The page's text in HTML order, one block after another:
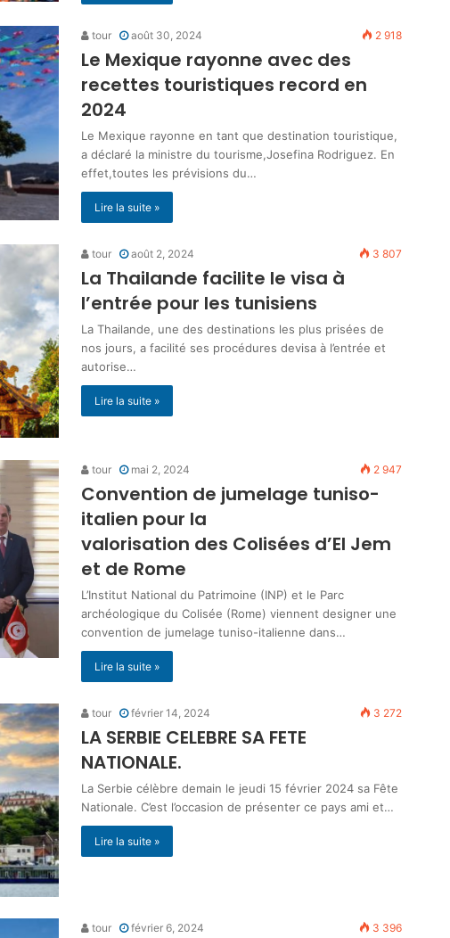
tour août 30, 2024 2 918
Le Mexique rayonne avec des
recettes touristiques record en
2024
Le Mexique rayonne en tant que destination touristique,
a déclaré la ministre du tourisme,Josefina Rodriguez. En
effet,toutes les prévisions du…
Lire la suite »
tour août 2, 2024 3 807
La Thailande facilite le visa à
l’entrée pour les tunisiens
La Thailande, une des destinations les plus prisées de
nos jours, a facilité ses procédures devisa à l’entrée et
autorise…
Lire la suite »
tour mai 2, 2024 2 947
Convention de jumelage tuniso-
italien pour la
valorisation des Colisées d’El Jem
et de Rome
L’Institut National du Patrimoine (INP) et le Parc
archéologique du Colisée (Rome) viennent designer une
convention de jumelage tuniso-italienne dans…
Lire la suite »
tour février 14, 2024 3 272
LA SERBIE CELEBRE SA FETE
NATIONALE.
La Serbie célèbre demain le jeudi 15 février 2024 sa Fête
Nationale. C’est l’occasion de présenter ce pays ami et…
Lire la suite »
tour février 6, 2024 3 396